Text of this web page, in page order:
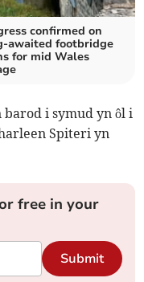
confirmed on
awaited footbridge
for mid Wales
barod i symud yn ôl i
Spiteri yn
free in your
Submit